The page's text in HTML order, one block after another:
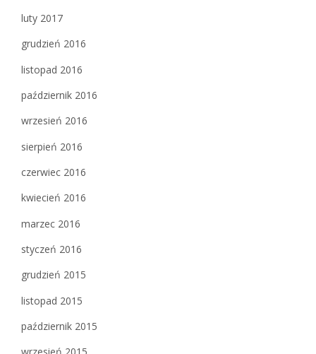
luty 2017
grudzień 2016
listopad 2016
październik 2016
wrzesień 2016
sierpień 2016
czerwiec 2016
kwiecień 2016
marzec 2016
styczeń 2016
grudzień 2015
listopad 2015
październik 2015